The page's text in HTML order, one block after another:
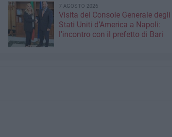
7 AGOSTO 2026
Visita del Console Generale degli
Stati Uniti d’America a Napoli:
l'incontro con il prefetto di Bari